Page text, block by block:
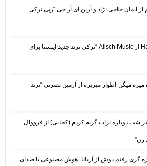
ایمان حاجی نژاد و آرین ای آر جی “رپی ترکی
دانلود آهنگ Havası Yeter از Alisch Music “ترکی ترند جدید اینستا برای
ﻣﻴﺰه ﻣﻴﮕﻦ اﻃﻮار ﻣﻴﺮﻳﺰه از آرمین نصرتی “ترند
شب دوباره برات گریه کردم (کجایی) از فرووال
زن”
گری رفتم دوش از آریانا “هوش مصنوعی با صدای